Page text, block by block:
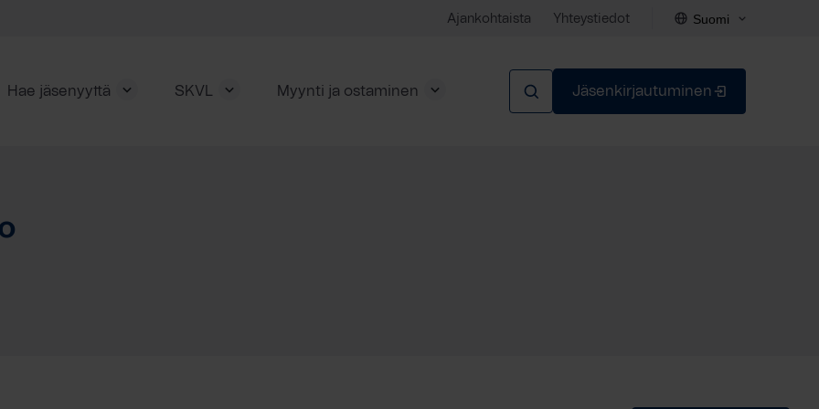
Ajankohtaista Yhteystiedot Suomi
Hae jäsenyyttä SKVL Myynti ja ostaminen Jäsenkirjautuminen